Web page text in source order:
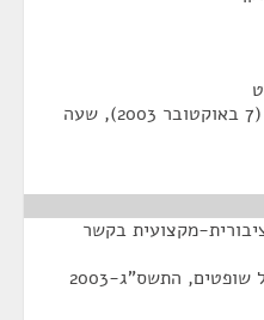
יום שלישי, י"א בתשרי התשס"ג (7 באוקטובר 2003), שעה
מקצועית בקשר